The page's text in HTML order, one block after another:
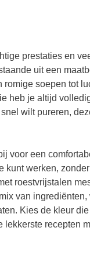
prestaties en
uit een
soepen tot
heb je altijd
wilt pureren,
voor een
kunt werken,
roestvrijstalen
van
Kies de kleur
lekkerste recepten